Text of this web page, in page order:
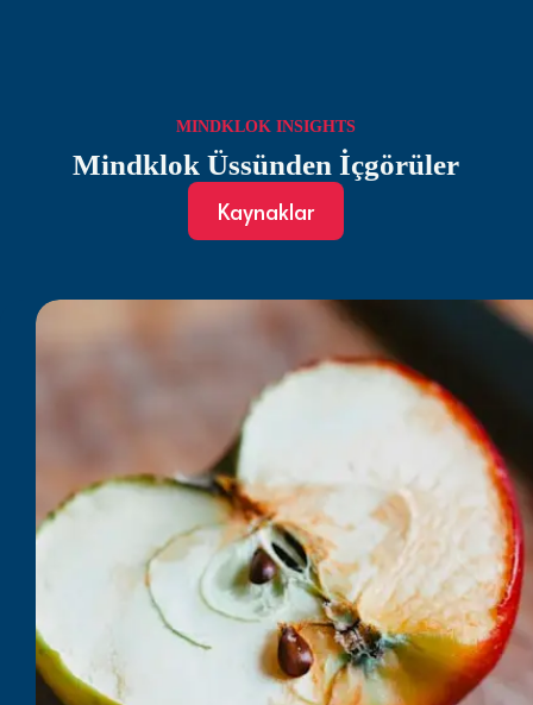
MINDKLOK INSIGHTS
Mindklok Üssünden İçgörüler
Kaynaklar